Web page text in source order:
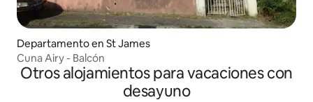
Departamento en St James
Cuna Airy - Balcón
Otros alojamientos para vacaciones con
desayuno